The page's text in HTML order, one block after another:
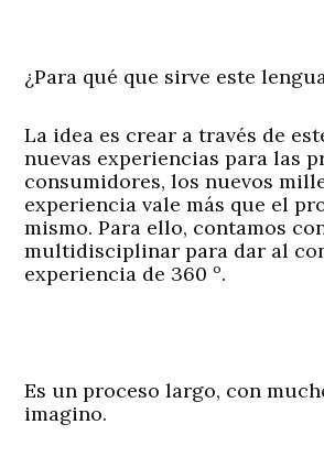
¿Para qué que sirve este
La idea es crear a través de
nuevas experiencias para las
consumidores, los nuevos
experiencia vale más que el
mismo. Para ello, contamos
multidisciplinar para dar al
experiencia de 360 º.
Es un proceso largo, con
imagino.